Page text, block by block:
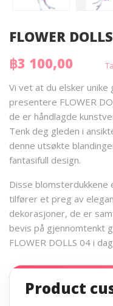
FLOWER
฿3 100,00
Vi vet at du elsker
presentere FLOWER
de er håndlagde
Tenk deg gleden i
denne utsøkte
fantasifull design.
Disse blomsterdukkene
tilfører et preg av
dekorasjoner, de er
bevis på gjennomtenkt
FLOWER DOLLS 04 i
Product